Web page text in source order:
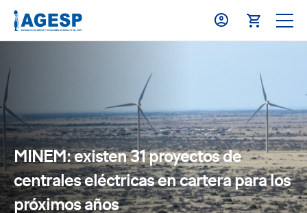
MINEM: existen 31 proyectos de
centrales eléctricas en cartera para los
próximos años